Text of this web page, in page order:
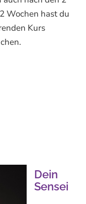
Wochen hast du
Kurs
Dein
Sensei